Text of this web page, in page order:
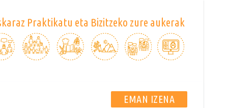
Praktikatu eta Bizitzeko zure aukerak
EMAN IZENA